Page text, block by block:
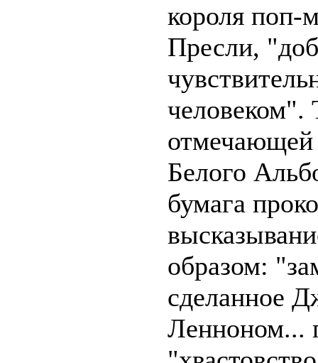
короля поп-
Пресли,
человеком".
Белого
бумага
образом:
сделанное
Ленноном...